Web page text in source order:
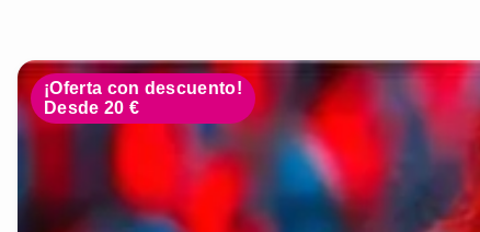
¡Oferta con descuento!
Desde 20 €